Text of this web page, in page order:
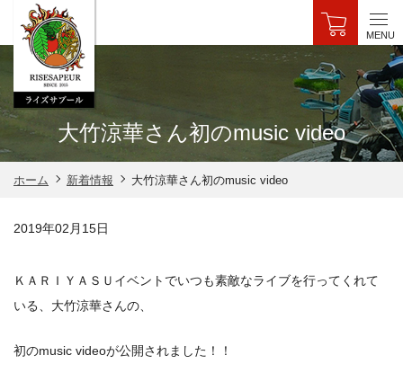
MENU
大竹涼華さん初のmusic video
ホーム 新着情報 大竹涼華さん初のmusic video
2019年02月15日
ＫＡＲＩＹＡＳＵイベントでいつも素敵なライブを行ってくれて
いる、大竹涼華さんの、
初のmusic videoが公開されました！！